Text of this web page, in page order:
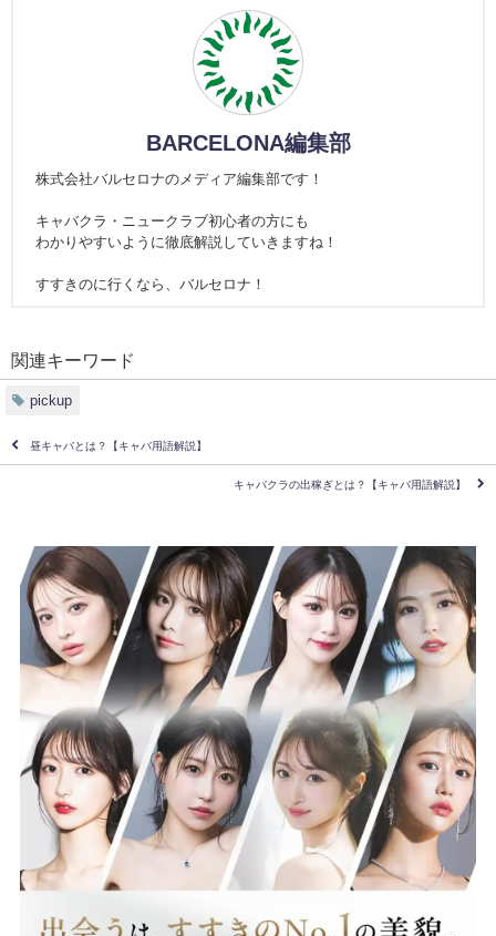
BARCELONA編集部
株式会社バルセロナのメディア編集部です！
キャバクラ・ニュークラブ初心者の方にも
わかりやすいように徹底解説していきますね！
すすきのに行くなら、バルセロナ！
関連キーワード
pickup
昼キャバとは？【キャバ用語解説】
キャバクラの出稼ぎとは？【キャバ用語解説】